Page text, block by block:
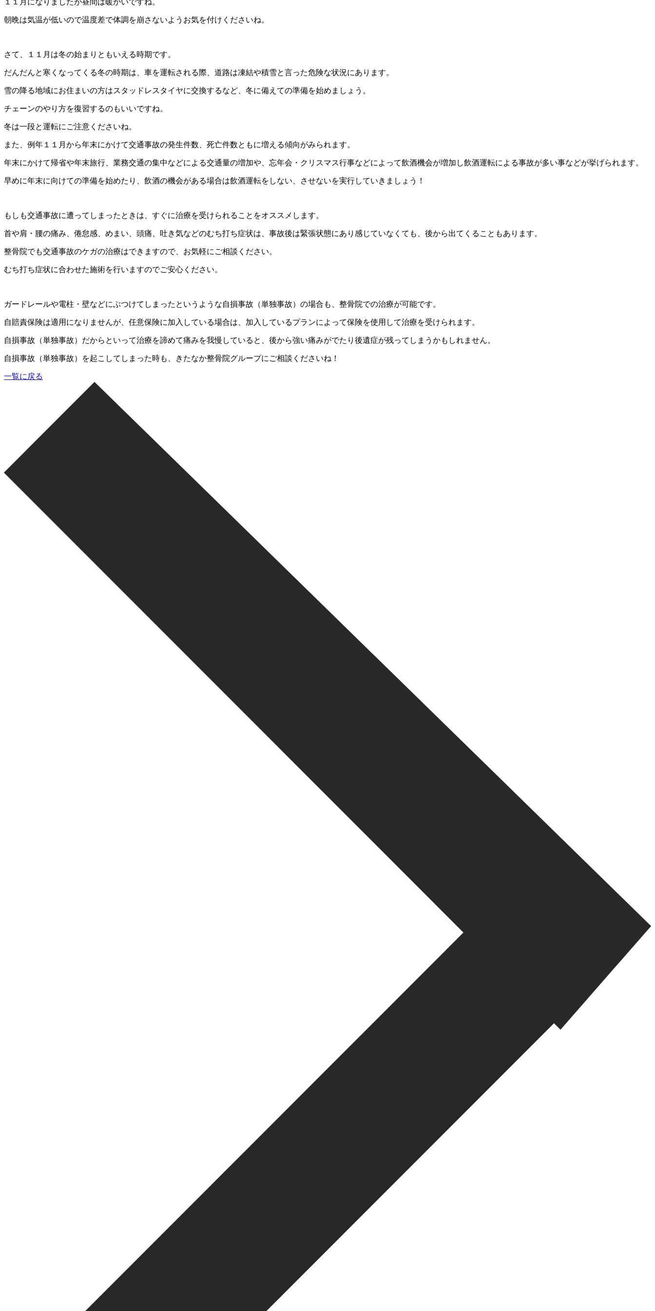
１１月になりましたが昼間は暖かいですね。
朝晩は気温が低いので温度差で体調を崩さないようお気を付けくださいね。
さて、１１月は冬の始まりともいえる時期です。
だんだんと寒くなってくる冬の時期は、車を運転される際、道路は凍結や積雪と言った危険な状況にあります。
雪の降る地域にお住まいの方はスタッドレスタイヤに交換するなど、冬に備えての準備を始めましょう。
チェーンのやり方を復習するのもいいですね。
冬は一段と運転にご注意くださいね。
また、例年１１月から年末にかけて交通事故の発生件数、死亡件数ともに増える傾向がみられます。
年末にかけて帰省や年末旅行、業務交通の集中などによる交通量の増加や、忘年会・クリスマス行事などによって飲酒機会が増加し飲酒運転による事故が多い事などが挙げられます。
早めに年末に向けての準備を始めたり、飲酒の機会がある場合は飲酒運転をしない、させないを実行していきましょう！
もしも交通事故に遭ってしまったときは、すぐに治療を受けられることをオススメします。
首や肩・腰の痛み、倦怠感、めまい、頭痛、吐き気などのむち打ち症状は、事故後は緊張状態にあり感じていなくても、後から出てくることもあります。
整骨院でも交通事故のケガの治療はできますので、お気軽にご相談ください。
むち打ち症状に合わせた施術を行いますのでご安心ください。
ガードレールや電柱・壁などにぶつけてしまったというような自損事故（単独事故）の場合も、整骨院での治療が可能です。
自賠責保険は適用になりませんが、任意保険に加入している場合は、加入しているプランによって保険を使用して治療を受けられます。
自損事故（単独事故）だからといって治療を諦めて痛みを我慢していると、後から強い痛みがでたり後遺症が残ってしまうかもしれません。
自損事故（単独事故）を起こしてしまった時も、きたなか整骨院グループにご相談くださいね！
一覧に戻る